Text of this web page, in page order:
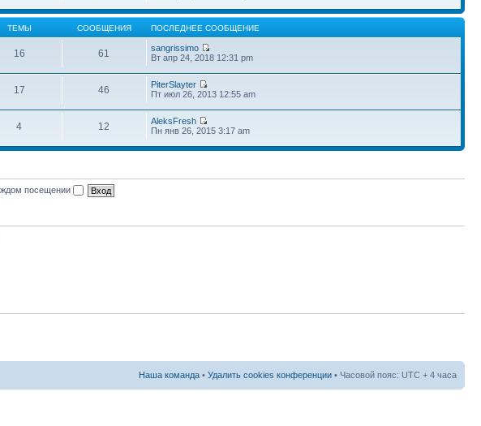
ТЕМЫ СООБЩЕНИЯ ПОСЛЕДНЕЕ СООБЩЕНИЕ
16 61
sangrissimo
Вт апр 24, 2018 12:31 pm
17 46
PiterSlayter
Пт июл 26, 2013 12:55 am
4 12
AleksFresh
Пн янв 26, 2015 3:17 am
посещении
Наша команда • Удалить cookies конференции • Часовой пояс: UTC + 4 часа